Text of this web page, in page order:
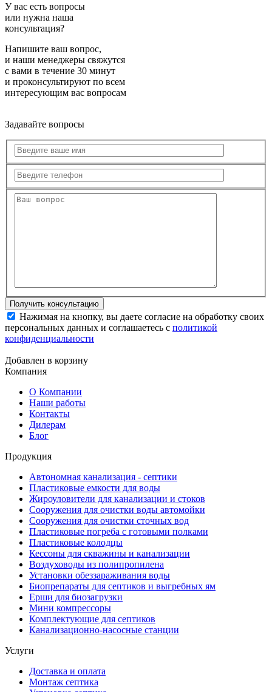
У вас есть вопросы
или нужна наша
консультация?
Напишите ваш вопрос,
и наши менеджеры свяжутся
с вами в течение 30 минут
и проконсультируют по всем
интересующим вас вопросам
Задавайте вопросы
Нажимая на кнопку, вы даете согласие на обработку своих
персональных данных и соглашаетесь с политикой
конфиденциальности
Добавлен в корзину
Компания
О Компании
Наши работы
Контакты
Дилерам
Блог
Продукция
Автономная канализация - септики
Пластиковые емкости для воды
Жироуловители для канализации и стоков
Сооружения для очистки воды автомойки
Сооружения для очистки сточных вод
Пластиковые погреба с готовыми полками
Пластиковые колодцы
Кессоны для скважины и канализации
Воздуховоды из полипропилена
Установки обеззараживания воды
Биопрепараты для септиков и выгребных ям
Ерши для биозагрузки
Мини компрессоры
Комплектующие для септиков
Канализационно-насосные станции
Услуги
Доставка и оплата
Монтаж септика